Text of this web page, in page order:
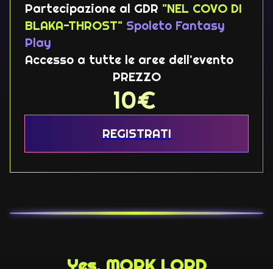
Partecipazione al GDR "NEL COVO DI
BLAKA-THROST" Spoleto Fantasy
Play
Accesso a tutte le aree dell'evento
PREZZO
10€
REGISTRATI